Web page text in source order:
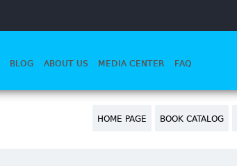
BLOG ABOUT US MEDIA CENTER FAQ
HOME PAGE BOOK CATALOG